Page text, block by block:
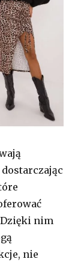
nim
nie